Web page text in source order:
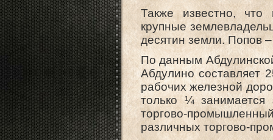
Также известно, что
крупные
десятин земли. Попов
По данным
Абдулино составляет
рабочих железной
только ¼ занимается
торгово-
различных торгово-